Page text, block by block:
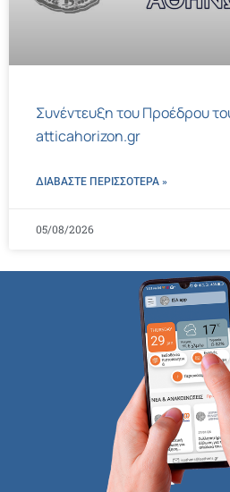
Συνέντευξη του Προέδρου
atticahorizon.gr
ΔΙΑΒΑΣΤΕ ΠΕΡΙΣΣΌΤΕΡΑ »
05/08/2026